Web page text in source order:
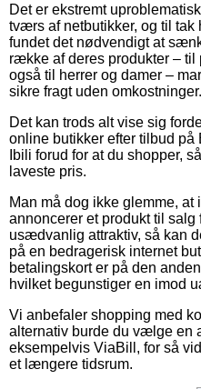
Det er ekstremt
tværs af netbutikker, og til
fundet det nødvendigt at
række af deres produkter – til
også til herrer og damer –
sikre fragt uden omkostninger.
Det kan trods alt vise sig
online butikker efter tilbud på
Ibili forud for at du shopper,
laveste pris.
Man må dog ikke glemme, at
annoncerer et produkt til
usædvanlig attraktiv, så kan
på en bedragerisk internet
betalingskort er på den
hvilket begunstiger en imod
Vi anbefaler shopping med
alternativ burde du vælge en
eksempelvis ViaBill, for så
et længere tidsrum.